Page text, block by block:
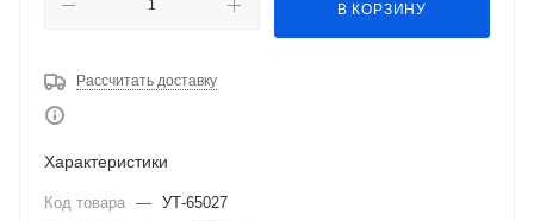
В КОРЗИНУ
Рассчитать доставку
Характеристики
Код товара — УТ-65027